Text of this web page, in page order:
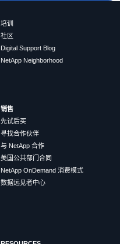
培训
社区
Digital Support Blog
NetApp Neighborhood
销售
先试后买
寻找合作伙伴
与 NetApp 合作
美国公共部门合同
NetApp OnDemand 消费模式
数据远见者中心